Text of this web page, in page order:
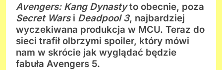
Avengers: Kang Dynastyto obecnie, poza
Secret Warsi Deadpool 3, najbardziej
wyczekiwana produkcja w MCU. Teraz do
sieci trafił olbrzymi spoiler, który mówi
nam w skrócie jak wyglądać będzie
fabuła Avengers 5.